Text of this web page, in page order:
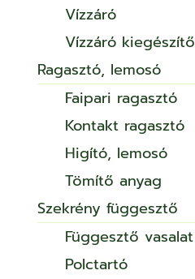
Vízzáró
Vízzáró kiegészítő
Ragasztó, lemosó
Faipari ragasztó
Kontakt ragasztó
Higító, lemosó
Tömítő anyag
Szekrény függesztő
Függesztő vasalat
Polctartó